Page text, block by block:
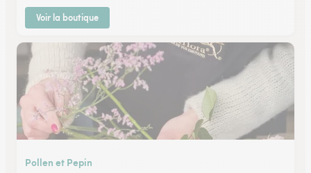
Voir la boutique
Pollen et Pepin